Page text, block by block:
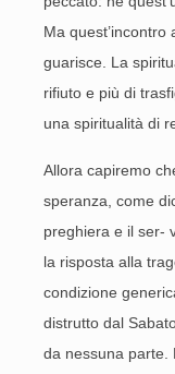
Ma
guarisce. La
rifiuto e più di
una spiritualità di
Allora capiremo
speranza, come
preghiera e il ser-
la risposta alla
condizione
distrutto dal
da nessuna parte.